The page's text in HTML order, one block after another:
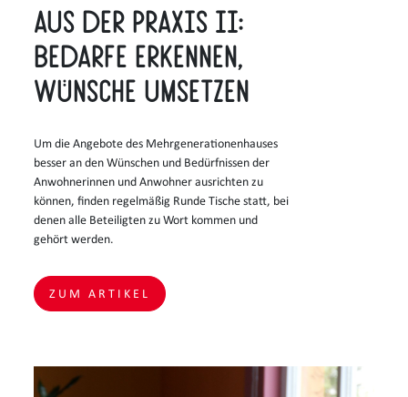
Aus der Praxis II:
Bedarfe erkennen,
Wünsche umsetzen
Um die Angebote des Mehrgenerationenhauses
besser an den Wünschen und Bedürfnissen der
Anwohnerinnen und Anwohner ausrichten zu
können, finden regelmäßig Runde Tische statt, bei
denen alle Beteiligten zu Wort kommen und
gehört werden.
ZUM ARTIKEL